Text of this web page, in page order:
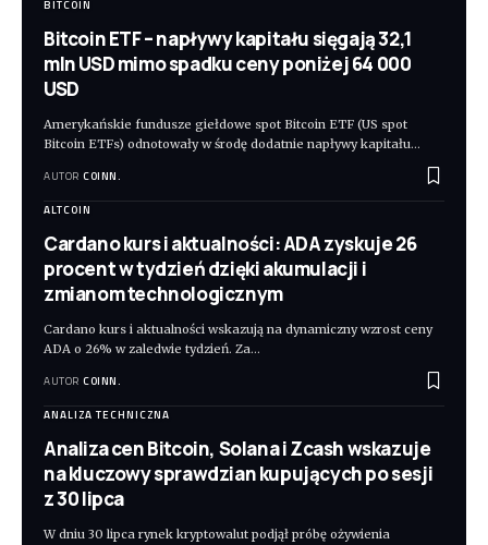
BITCOIN
Bitcoin ETF – napływy kapitału sięgają 32,1
mln USD mimo spadku ceny poniżej 64 000
USD
Amerykańskie fundusze giełdowe spot Bitcoin ETF (US spot
Bitcoin ETFs) odnotowały w środę dodatnie napływy kapitału…
AUTOR COINN.
ALTCOIN
Cardano kurs i aktualności: ADA zyskuje 26
procent w tydzień dzięki akumulacji i
zmianom technologicznym
Cardano kurs i aktualności wskazują na dynamiczny wzrost ceny
ADA o 26% w zaledwie tydzień. Za…
AUTOR COINN.
ANALIZA TECHNICZNA
Analiza cen Bitcoin, Solana i Zcash wskazuje
na kluczowy sprawdzian kupujących po sesji
z 30 lipca
W dniu 30 lipca rynek kryptowalut podjął próbę ożywienia